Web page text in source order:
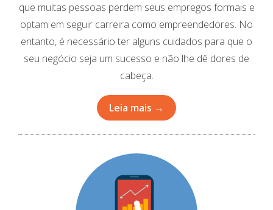
que muitas pessoas perdem seus empregos formais e
optam em seguir carreira como empreendedores. No
entanto, é necessário ter alguns cuidados para que o
seu negócio seja um sucesso e não lhe dê dores de
cabeça.
Leia mais →